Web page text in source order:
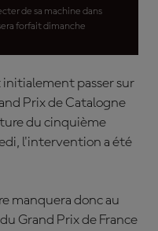
de sa machine dans
forfait dimanche
initialement passer sur
Prix de Catalogne
du cinquième
l'intervention a été
manquera donc au
Grand Prix de France